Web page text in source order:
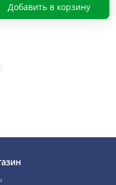
Добавить в корзину